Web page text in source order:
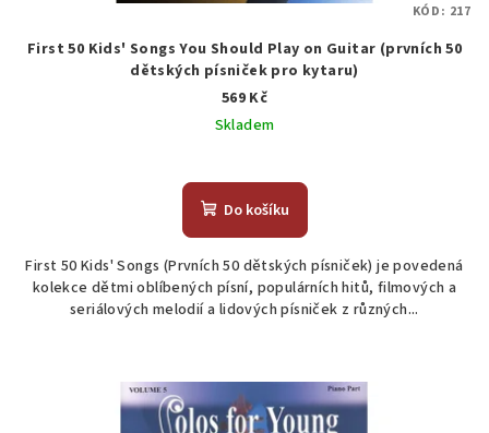
First 50 Kids' Songs You Should Play on Guitar (prvních 50
dětských písniček pro kytaru)
569 Kč
Skladem
hodnocení
produktu
z
5
hvězdiček.
Do košíku
First 50 Kids' Songs (Prvních 50 dětských písniček) je povedená
kolekce dětmi oblíbených písní, populárních hitů, filmových a
seriálových melodií a lidových písniček z různých...
KÓD: 217